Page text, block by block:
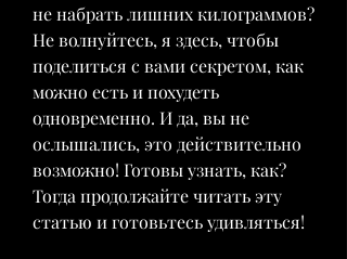
не набрать лишних килограммов?
Не волнуйтесь, я здесь, чтобы
поделиться с вами секретом, как
можно есть и похудеть
одновременно. И да, вы не
ослышались, это действительно
возможно! Готовы узнать, как?
Тогда продолжайте читать эту
статью и готовьтесь удивляться!